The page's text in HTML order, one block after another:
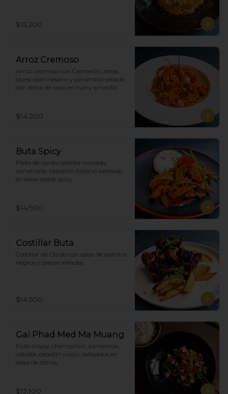
$15.200
Arroz Cremoso
Arroz cremoso con Camarón, zetas,
queso parmesano y pimentón sellado
con leche de coco en curry amarillo.
$14.200
Buta Spicy
Filete de cerdo, cebolla morada,
zanahoria, zapallito italiano salteado
en salsa apple spicy.
$14.900
Costillar Buta
Costillar de Cerdo con salsa de porotos
negros y papas selladas
$14.500
Gai Phad Med Ma Muang
Pollo crispy, champiñon, pimientos,
cebolla, cebollín y cajú, salteados en
salsa de ostras.
$13.100